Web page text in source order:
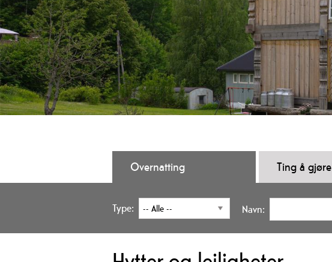
Overnatting Ting å gjøre
Type: Navn: